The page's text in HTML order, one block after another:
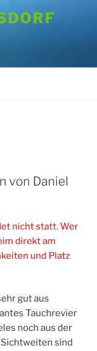
von Daniel
nicht statt. Wer
direkt am
und Platz
gut aus
Tauchrevier
noch aus der
sind